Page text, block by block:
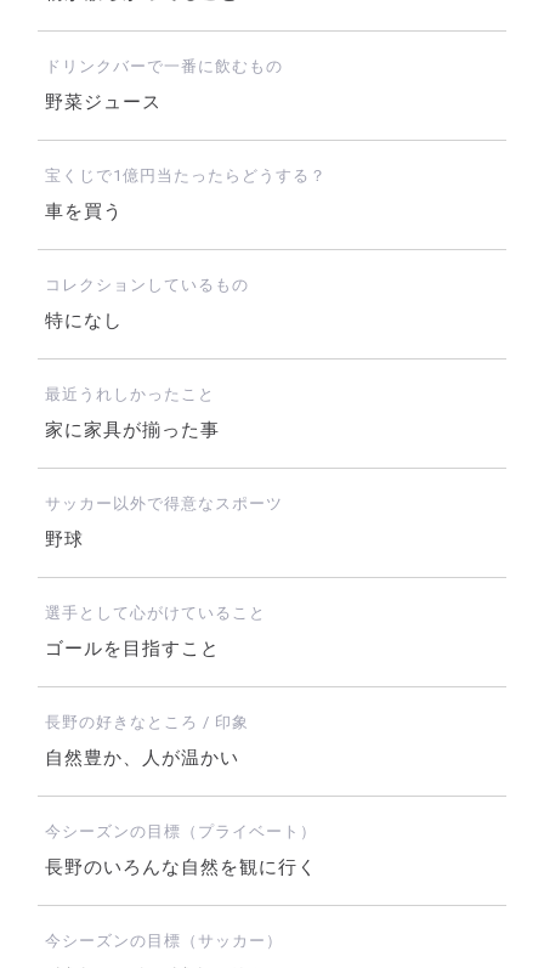
ドリンクバーで一番に飲むもの
野菜ジュース
宝くじで1億円当たったらどうする？
車を買う
コレクションしているもの
特になし
最近うれしかったこと
家に家具が揃った事
サッカー以外で得意なスポーツ
野球
選手として心がけていること
ゴールを目指すこと
長野の好きなところ / 印象
自然豊か、人が温かい
今シーズンの目標（プライベート）
長野のいろんな自然を観に行く
今シーズンの目標（サッカー）